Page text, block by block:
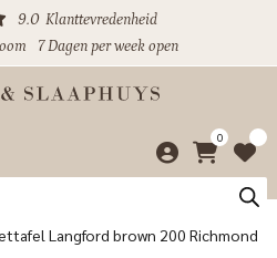
9.0 Klanttevredenheid
7 Dagen per week open
0
Langford brown 200 Richmond